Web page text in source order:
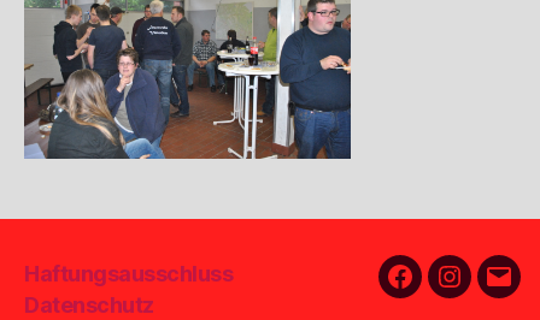
Haftungsausschluss
Datenschutz
FacebookE-